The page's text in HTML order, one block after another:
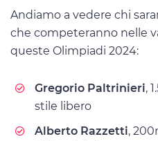
Andiamo a vedere chi
che competeranno nelle
queste Olimpiadi 2024:
Gregorio Paltrinieri,
stile libero
Alberto Razzetti,